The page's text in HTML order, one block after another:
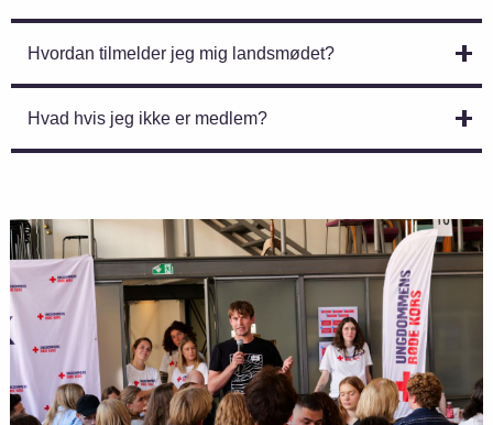
Hvordan tilmelder jeg mig landsmødet?
Hvad hvis jeg ikke er medlem?